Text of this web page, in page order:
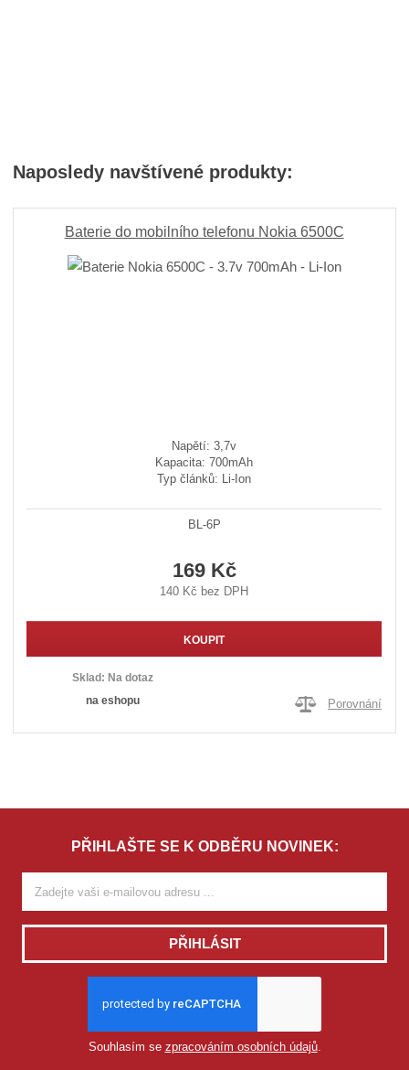
Naposledy navštívené produkty:
Baterie do mobilního telefonu Nokia 6500C
Napětí: 3,7v
Kapacita: 700mAh
Typ článků: Li-Ion
BL-6P
169 Kč
140 Kč bez DPH
KOUPIT
Sklad:Na dotaz
na eshopu
Porovnání
PŘIHLAŠTE SE K ODBĚRU NOVINEK:
PŘIHLÁSIT
Souhlasím se zpracováním osobních údajů.